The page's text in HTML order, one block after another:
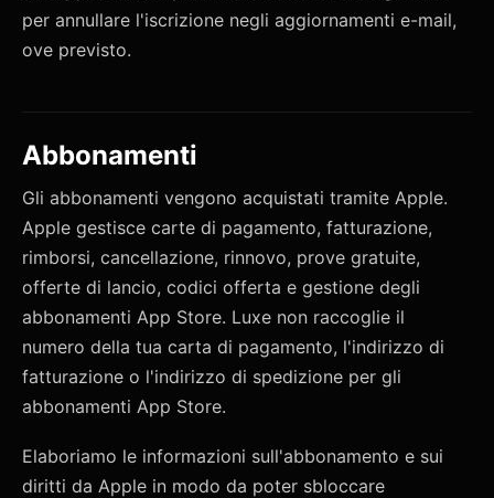
per annullare l'iscrizione negli aggiornamenti e-mail,
ove previsto.
Abbonamenti
Gli abbonamenti vengono acquistati tramite Apple.
Apple gestisce carte di pagamento, fatturazione,
rimborsi, cancellazione, rinnovo, prove gratuite,
offerte di lancio, codici offerta e gestione degli
abbonamenti App Store. Luxe non raccoglie il
numero della tua carta di pagamento, l'indirizzo di
fatturazione o l'indirizzo di spedizione per gli
abbonamenti App Store.
Elaboriamo le informazioni sull'abbonamento e sui
diritti da Apple in modo da poter sbloccare